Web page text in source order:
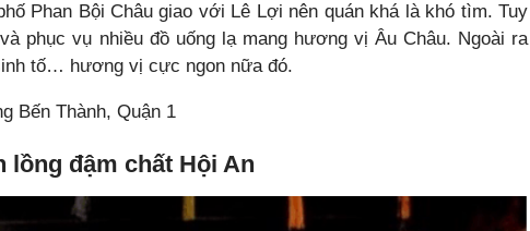
Phan Bội Châu giao với Lê Lợi nên quán khá là khó tìm. Tuy
phục vụ nhiều đồ uống lạ mang hương vị Âu Châu. Ngoài ra
tố… hương vị cực ngon nữa đó.
Bến Thành, Quận 1
lồng đậm chất Hội An